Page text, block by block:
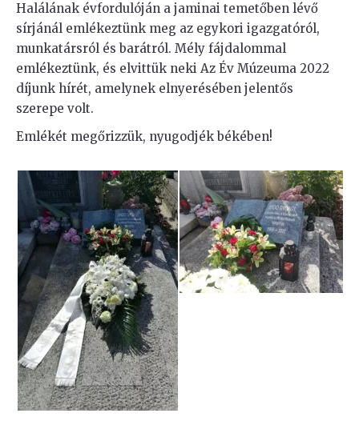
Halálának évfordulóján a jaminai temetőben lévő
sírjánál emlékeztünk meg az egykori igazgatóról,
munkatársról és barátról. Mély fájdalommal
emlékeztünk, és elvittük neki Az Év Múzeuma 2022
díjunk hírét, amelynek elnyerésében jelentős
szerepe volt.
Emlékét megőrizzük, nyugodjék békében!